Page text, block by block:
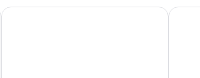
Une consigne à bagages,
Sea Breeze Candidasa